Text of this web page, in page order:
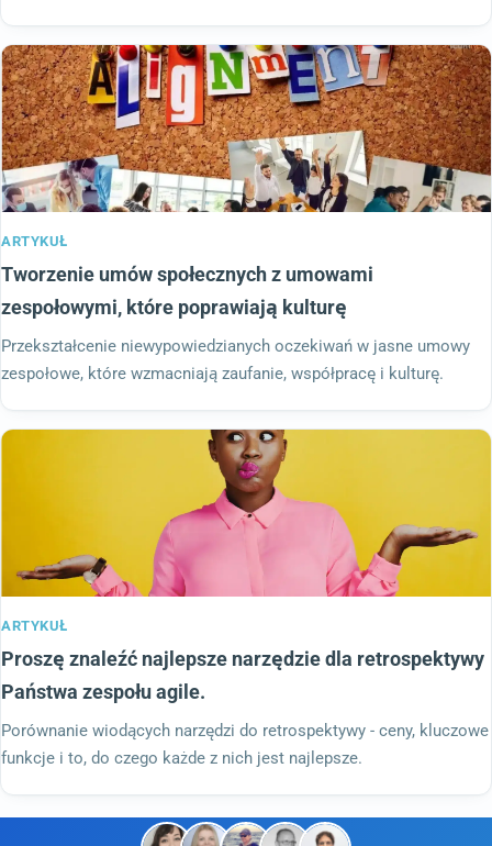
ARTYKUŁ
Tworzenie umów społecznych z umowami
zespołowymi, które poprawiają kulturę
Przekształcenie niewypowiedzianych oczekiwań w jasne umowy
zespołowe, które wzmacniają zaufanie, współpracę i kulturę.
ARTYKUŁ
Proszę znaleźć najlepsze narzędzie dla retrospektywy
Państwa zespołu agile.
Porównanie wiodących narzędzi do retrospektywy - ceny, kluczowe
funkcje i to, do czego każde z nich jest najlepsze.